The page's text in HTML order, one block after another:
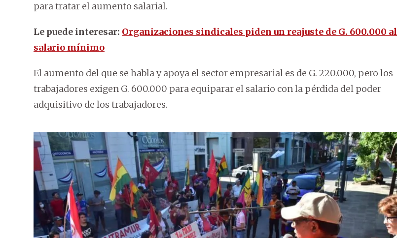
para tratar el aumento salarial.
Le puede interesar: Organizaciones sindicales piden un reajuste de G. 600.000 al
salario mínimo
El aumento del que se habla y apoya el sector empresarial es de G. 220.000, pero los
trabajadores exigen G. 600.000 para equiparar el salario con la pérdida del poder
adquisitivo de los trabajadores.